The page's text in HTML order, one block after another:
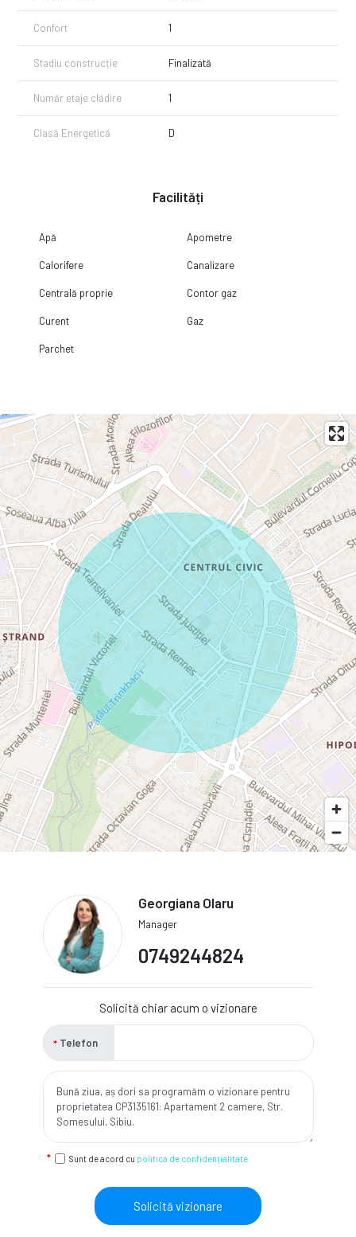
Confort 1
Stadiu construcție Finalizată
Număr etaje clădire 1
Clasă Energetică D
Facilități
Apă Apometre
Calorifere Canalizare
Centrală proprie Contor gaz
Curent Gaz
Parchet
Georgiana Olaru
Manager
0749244824
Solicită chiar acum o vizionare
Telefon
Sunt de acord cu politica de confidențialitate
Solicită vizionare